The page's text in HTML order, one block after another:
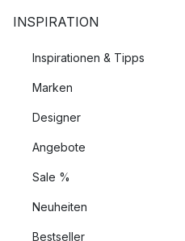
INSPIRATION
Inspirationen & Tipps
Marken
Designer
Angebote
Sale %
Neuheiten
Bestseller